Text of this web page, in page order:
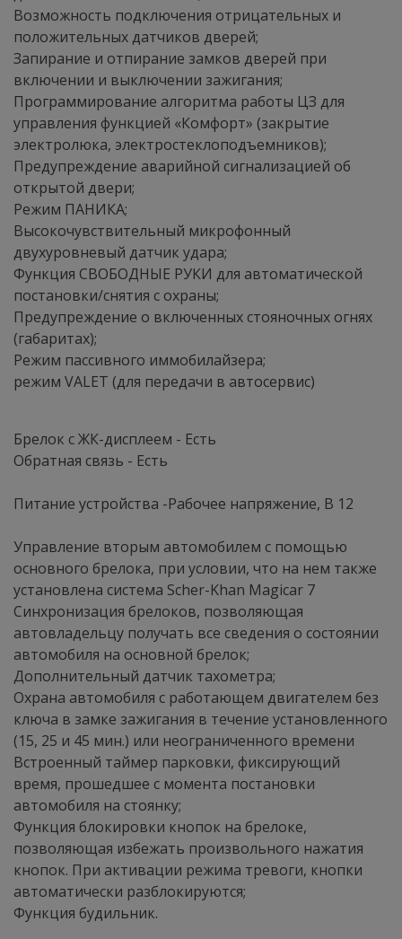
Возможность подключения отрицательных и
положительных датчиков дверей;
Запирание и отпирание замков дверей при
включении и выключении зажигания;
Программирование алгоритма работы ЦЗ для
управления функцией «Комфорт» (закрытие
электролюка, электростеклоподъемников);
Предупреждение аварийной сигнализацией об
открытой двери;
Режим ПАНИКА;
Высокочувствительный микрофонный
двухуровневый датчик удара;
Функция СВОБОДНЫЕ РУКИ для автоматической
постановки/снятия с охраны;
Предупреждение о включенных стояночных огнях
(габаритах);
Режим пассивного иммобилайзера;
режим VALET (для передачи в автосервис)
Брелок с ЖК-дисплеем - Есть
Обратная связь - Есть
Питание устройства -Рабочее напряжение, В 12
Управление вторым автомобилем с помощью
основного брелока, при условии, что на нем также
установлена система Scher-Khan Magicar 7
Синхронизация брелоков, позволяющая
автовладельцу получать все сведения о состоянии
автомобиля на основной брелок;
Дополнительный датчик тахометра;
Охрана автомобиля с работающем двигателем без
ключа в замке зажигания в течение установленного
(15, 25 и 45 мин.) или неограниченного времени
Встроенный таймер парковки, фиксирующий
время, прошедшее с момента постановки
автомобиля на стоянку;
Функция блокировки кнопок на брелоке,
позволяющая избежать произвольного нажатия
кнопок. При активации режима тревоги, кнопки
автоматически разблокируются;
Функция будильник.